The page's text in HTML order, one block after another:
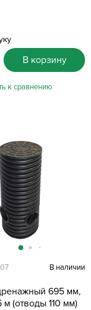
В корзину
695 мм,
м (отводы 110 мм)
В наличии